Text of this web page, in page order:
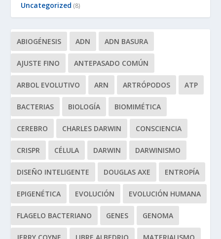
Uncategorized (8)
ABIOGÉNESIS ADN ADN BASURA
AJUSTE FINO ANTEPASADO COMÚN
ARBOL EVOLUTIVO ARN ARTRÓPODOS ATP
BACTERIAS BIOLOGÍA BIOMIMÉTICA
CEREBRO CHARLES DARWIN CONSCIENCIA
CRISPR CÉLULA DARWIN DARWINISMO
DISEÑO INTELIGENTE DOUGLAS AXE ENTROPÍA
EPIGENÉTICA EVOLUCIÓN EVOLUCIÓN HUMANA
FLAGELO BACTERIANO GENES GENOMA